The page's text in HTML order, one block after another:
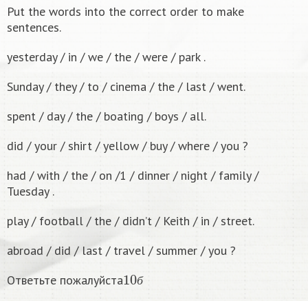
Put the words into the correct order to make
sentences.
yesterday / in / we / the / were / park .
Sunday / they / to / cinema / the / last / went.
spent / day / the / boating / boys / all.
did / your / shirt / yellow / buy / where / you ?
had / with / the / on /1 / dinner / night / family /
Tuesday .
play / football / the / didn’t / Keith / in / street.
abroad / did / last / travel / summer / you ?
Ответьте пожалуйста
б
10